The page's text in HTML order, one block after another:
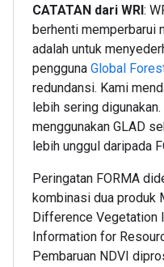
CATATAN dari WRI:
berhenti memperbarui
adalah untuk
pengguna Global
redundansi. Kami
lebih sering
menggunakan GLAD
lebih unggul daripada
Peringatan FORMA
kombinasi dua produk
Difference Vegetation
Information for
Pembaruan NDVI